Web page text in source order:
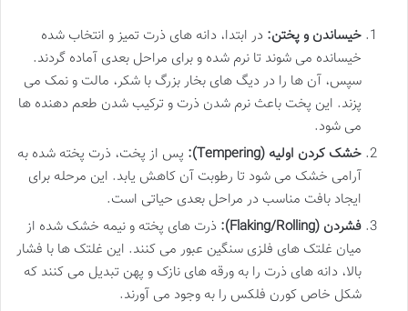
خیساندن و پختن: در ابتدا، دانه های ذرت تمیز و انتخاب شده
خیسانده می شوند تا نرم شده و برای مراحل بعدی آماده گردند.
سپس، آن ها را در دیگ های بخار بزرگ با شکر، مالت و نمک می
پزند. این پخت باعث نرم شدن ذرت و ترکیب شدن طعم دهنده ها
می شود.
خشک کردن اولیه (Tempering):
پس از پخت، ذرت پخته شده به
آرامی خشک می شود تا رطوبت آن کاهش یابد. این مرحله برای
ایجاد بافت مناسب در مراحل بعدی حیاتی است.
فشردن (Flaking/Rolling):
ذرت های پخته و نیمه خشک شده از
میان غلتک های فلزی سنگین عبور می کنند. این غلتک ها با فشار
بالا، دانه های ذرت را به ورقه های نازک و پهن تبدیل می کنند که
شکل خاص کورن فلکس را به وجود می آورند.